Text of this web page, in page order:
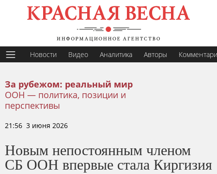
Новости Видео Аналитика Авторы
За рубежом: реальный мир
ООН — политика, позиции и
перспективы
21:56 3 июня 2026
Новым непостоянным членом
СБ ООН впервые стала Киргизия